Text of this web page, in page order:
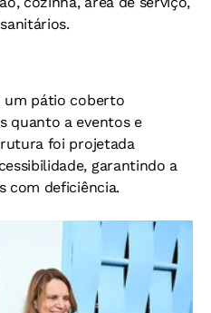
um pátio coberto
quanto a eventos e
foi projetada
garantindo a
com deficiência.